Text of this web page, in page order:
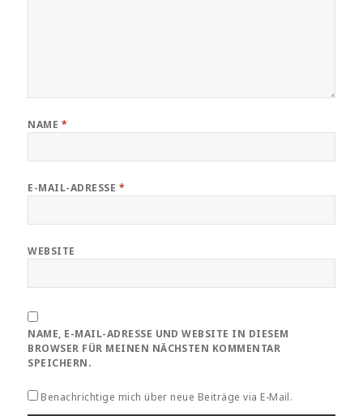
NAME *
E-MAIL-ADRESSE *
WEBSITE
NAME, E-MAIL-ADRESSE UND WEBSITE IN DIESEM
BROWSER FÜR MEINEN NÄCHSTEN KOMMENTAR
SPEICHERN.
Benachrichtige mich über neue Beiträge via E-Mail.